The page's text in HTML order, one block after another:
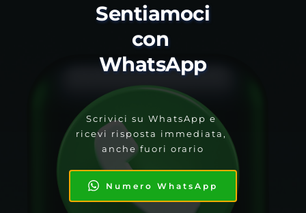
Sentiamoci
con
WhatsApp
Scrivici su WhatsApp e
ricevi risposta immediata,
anche fuori orario
Numero WhatsApp